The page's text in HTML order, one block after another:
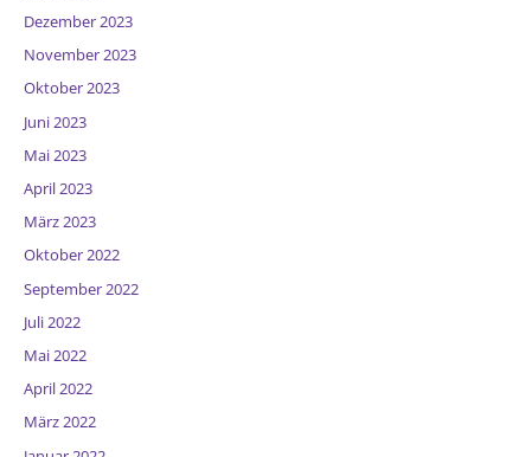
Dezember 2023
November 2023
Oktober 2023
Juni 2023
Mai 2023
April 2023
März 2023
Oktober 2022
September 2022
Juli 2022
Mai 2022
April 2022
März 2022